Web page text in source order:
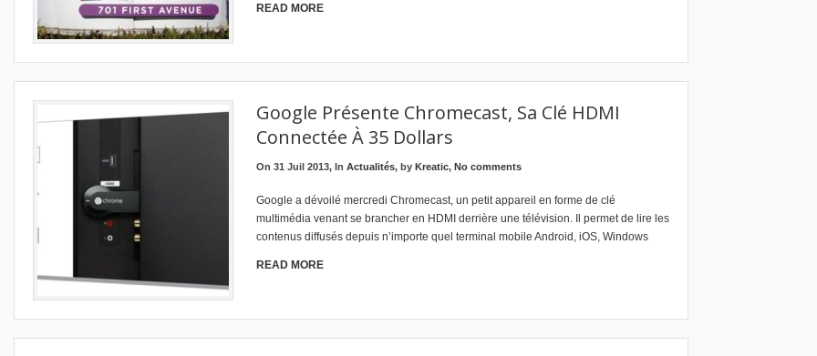
READ MORE
Google Présente Chromecast, Sa Clé HDMI
Connectée À 35 Dollars
On 31 Juil 2013, In Actualités, by Kreatic, No comments
Google a dévoilé mercredi Chromecast, un petit appareil en forme de clé
multimédia venant se brancher en HDMI derrière une télévision. Il permet de lire les
contenus diffusés depuis n’importe quel terminal mobile Android, iOS, Windows
READ MORE